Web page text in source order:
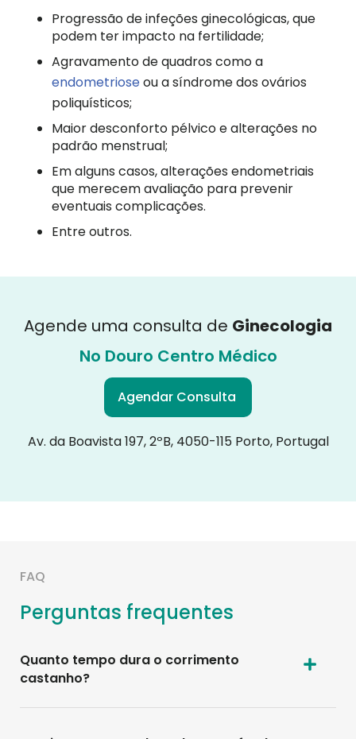
Progressão de infeções ginecológicas, que
podem ter impacto na fertilidade;
Agravamento de quadros como a
endometrioseou a síndrome dos ovários
poliquísticos;
Maior desconforto pélvico e alterações no
padrão menstrual;
Em alguns casos, alterações endometriais
que merecem avaliação para prevenir
eventuais complicações.
Entre outros.
Agende uma consulta de Ginecologia
No Douro Centro Médico
Agendar Consulta
Av. da Boavista 197, 2ºB, 4050-115 Porto, Portugal
FAQ
Perguntas frequentes
Quanto tempo dura o corrimento
castanho?